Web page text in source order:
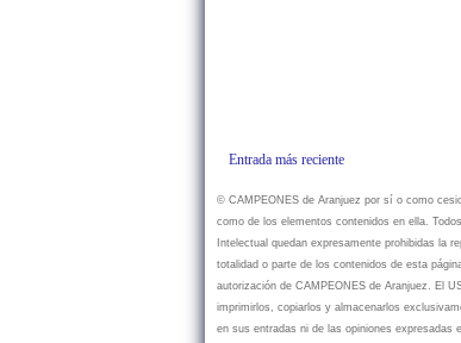
Entrada más reciente
© CAMPEONES de Aranjuez por sí o como
como de los elementos contenidos en ella.
Intelectual quedan expresamente prohibidas la
totalidad o parte de los contenidos de esta
autorización de CAMPEONES de Aranjuez. El
imprimirlos, copiarlos y almacenarlos
en sus entradas ni de las opiniones expresadas